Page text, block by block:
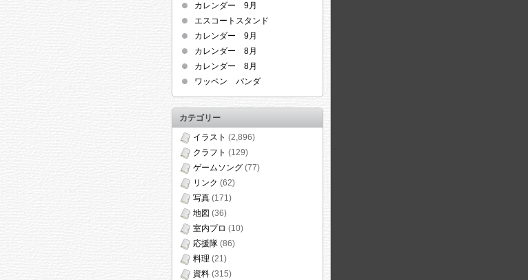
カレンダー 9月
エスコートスタンド
カレンダー 9月
カレンダー 8月
カレンダー 8月
ワッペン パンダ
カテゴリー
イラスト (2,896)
クラフト (129)
ゲームソング (77)
リンク (62)
写真 (171)
地図 (36)
室内プロ (10)
応援隊 (86)
料理 (21)
資料 (315)